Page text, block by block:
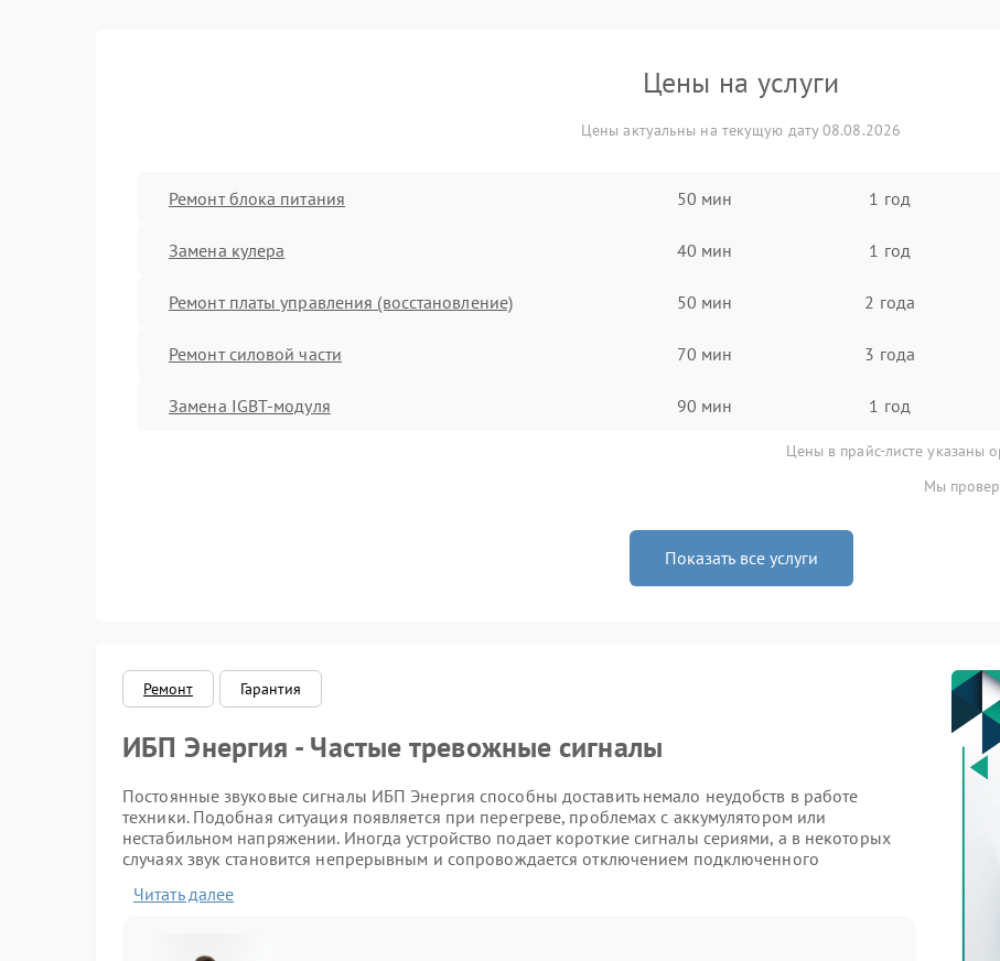
Цены на услуги
Цены актуальны на текущую дату 08.08.2026
Ремонт блока питания 50 мин 1 год
Замена кулера 40 мин 1 год
Ремонт платы управления (восстановление) 50 мин 2 года
Ремонт силовой части 70 мин 3 года
Замена IGBT-модуля 90 мин 1 год
Цены в прайс-листе указаны
Мы
Показать все услуги
Ремонт Гарантия
ИБП Энергия - Частые тревожные сигналы
Постоянные звуковые сигналы ИБП Энергия способны доставить немало неудобств в работе
техники. Подобная ситуация появляется при перегреве, проблемах с аккумулятором или
нестабильном напряжении. Иногда устройство подает короткие сигналы сериями, а в некоторых
случаях звук становится непрерывным и сопровождается отключением подключенного
Читать далее